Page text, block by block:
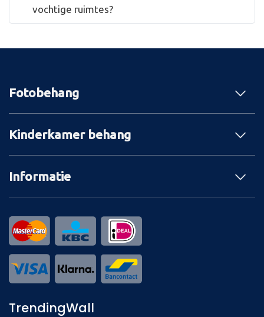
vochtige ruimtes?
Fotobehang
Kinderkamer behang
Informatie
TrendingWall